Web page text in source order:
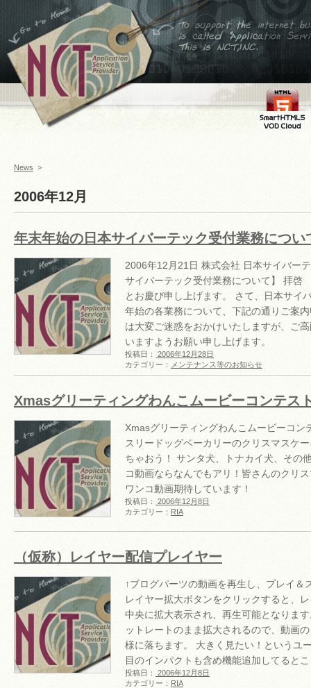
←ホームへ
To support the internet
business,is called
Application Service
Provider This is
NCT,INC.
VOD Cloud
News >
2006年12月
年末年始の日本サイバーテック受付業務につい
2006年12月21日 株式会社 日本サイバー
サイバーテック受付業務について】 拝
とお慶び申し上げます。 さて、日本サイ
年始の各業務について、下記の通りご案
は大変ご迷惑をおかけいたしますが、ご
いますようお願い申し上げま
投稿日：
2006年12月28日
カテゴリー：
メンテナンス等のお知らせ
Xmasグリーティングわんこムービーコンテス
Xmasグリーティングわんこムービーコン
スリードッグベーカリーのクリスマスケ
ちゃおう！ サンタ犬、トナカイ犬、その
コ動画ならなんでもアリ！皆さんのクリ
ワンコ動画期待しています！
投稿日：
2006年12月8日
カテゴリー： RIA
（仮称）レイヤー配信プレイヤー
↑ブログパーツの動画を再生し、プレイ＆
レイヤー拡大ボタンをクリックすると、
中央に拡大表示され、再生可能となりま
ットレートのまま拡大されるので、動画
様に落ちます。 大きく見たい！というユ
目のインパクトも含め機能追加してると
投稿日：
2006年12月8日
カテゴリー： RIA